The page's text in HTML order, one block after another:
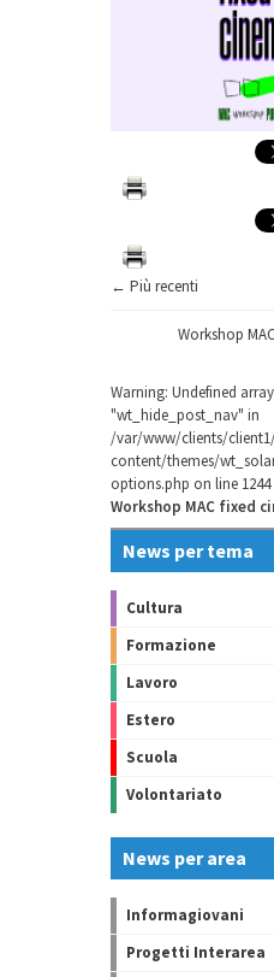
← Più recenti
Workshop
Warning: Undefined
"wt_hide_post_nav" in
/var/www/clients/
content/themes/
options.php on line 1244
Workshop MAC fixed
News per tema
Cultura
Formazione
Lavoro
Estero
Scuola
Volontariato
News per area
Informagiovani
Progetti Interarea